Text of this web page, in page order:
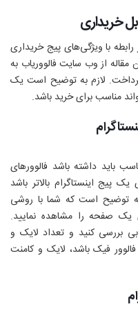
خریداری
با ویژگی‌های پیج خریداری
مقاله از وب سایت فالووریاب به
لازم به توضیح است یک
مناسب برای خرید باشد.
باید داشته باشد فالوورهای
پیج اینستاگرام بالاتر باشد
توضیح است که شما با روشی
یک صفحه را مشاهده نمایید.
بررسی کنید و تعداد لایک و
فیک باشد، لایک و کامنت